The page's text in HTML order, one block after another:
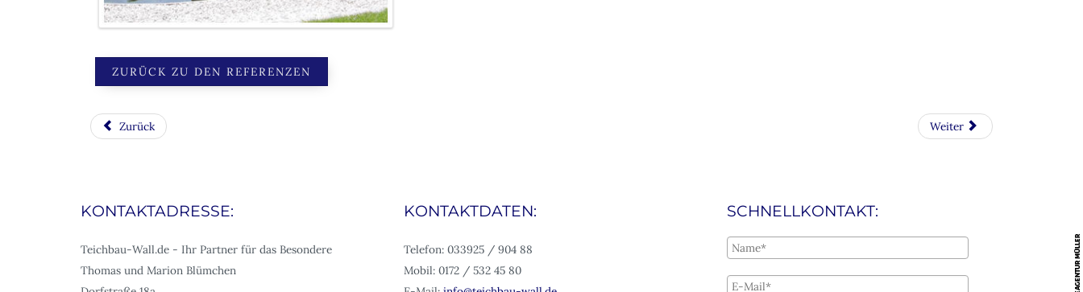
ZURÜCK ZU DEN REFERENZEN
Zurück Weiter
KONTAKTADRESSE:
Teichbau-Wall.de - Ihr Partner für das Besondere
Thomas und Marion Blümchen
KONTAKTDATEN:
Telefon: 033925 / 904 88
Mobil: 0172 / 532 45 80
SCHNELLKONTAKT: